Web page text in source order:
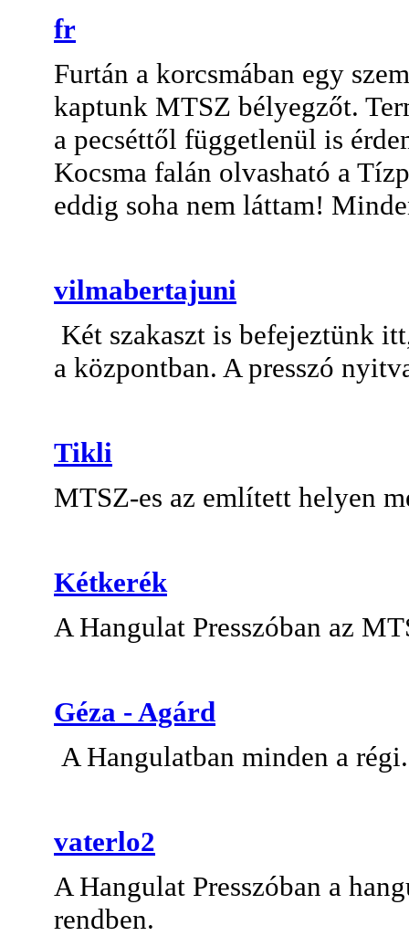
fr
Furtán a korcsmában egy
kaptunk MTSZ bélyegzőt.
a pecséttől függetlenül is
Kocsma falán olvasható a
eddig soha nem láttam!
vilmabertajuni
Két szakaszt is befejeztünk
a központban. A presszó
Tikli
MTSZ-es az említett helyen
Kétkerék
A Hangulat Presszóban az
Géza - Agárd
A Hangulatban minden a
vaterlo2
A Hangulat Presszóban a
rendben.